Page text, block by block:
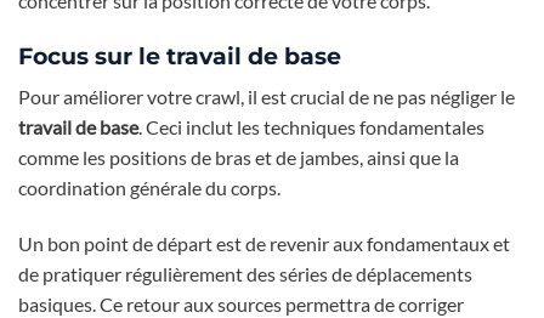
Focus sur le travail de base
Pour améliorer votre crawl, il est crucial de ne pas négliger le
travail de base. Ceci inclut les techniques fondamentales
comme les positions de bras et de jambes, ainsi que la
coordination générale du corps.
Un bon point de départ est de revenir aux fondamentaux et
de pratiquer régulièrement des séries de déplacements
basiques. Ce retour aux sources permettra de corriger